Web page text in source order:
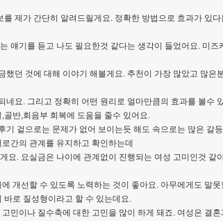
제가 간단히 알려드릴게요. 정확한 방법으로 효과가 있
얘기를 듣고 나도 필요한것 같다는 생각이 들었어요. 미
던 것에 대해 이야기 해볼게요. 추천이 가장 많았고 많
요. 그리고 정확히 어떤 원리로 얼마만큼의 효과를 볼수
반,회음부 회복에 도움을 줄수 있어요.
겉으로는 문제가 없어 보이는듯 해도 속으로는 많은 갈
간의 관계를 유지하고 확인하는데
. 요실금은 나이에 관계없이 진행되는 여성 고미인것 같
개선할 수 있도록 노력하는 것이 좋아요. 아무에게도 말
로 질성형이라고 할 수 있는데요.
민이나 질수축에 대한 고민을 많이 하게 돼죠. 여성은 결